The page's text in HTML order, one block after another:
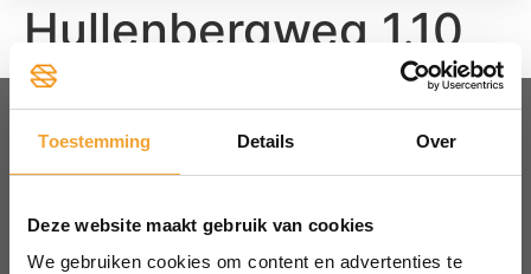
Toestemming Details Over
Deze website maakt gebruik van cookies
We gebruiken cookies om content en advertenties te
Hullenbergweg 1.10
Utrecht
Hoofddorp